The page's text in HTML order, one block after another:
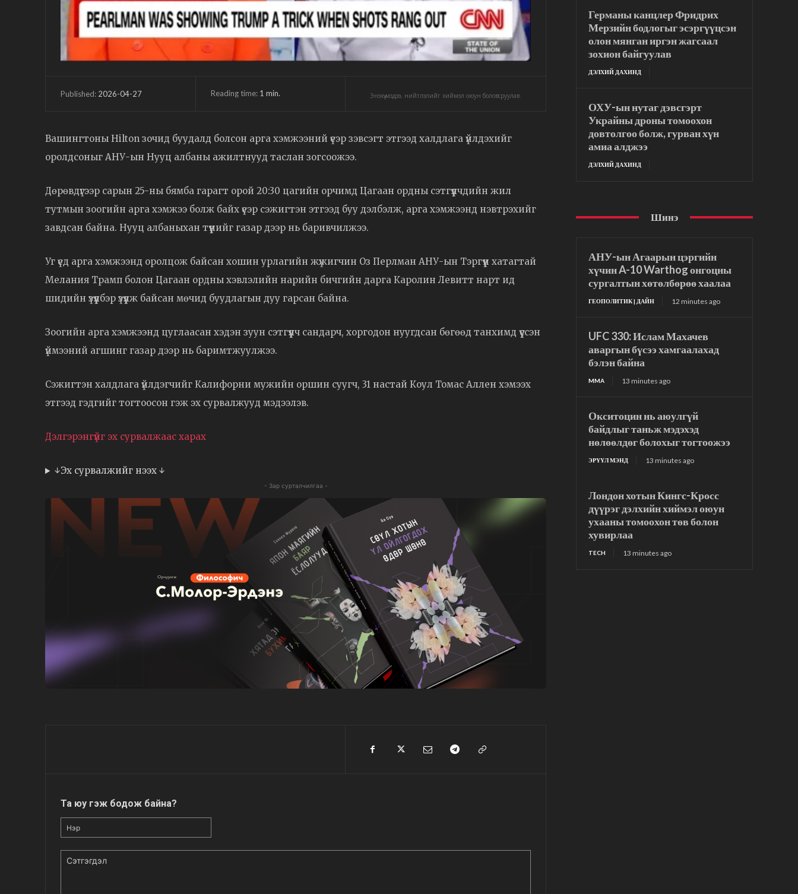
Published: 2026-04-27 Reading time: 1 min. Энэхүү мэдээ, нийтлэлийг хиймэл оюун боловсруулав.
Вашингтоны Hilton зочид буудалд болсон арга хэмжээний үеэр зэвсэгт этгээд халдлага үйлдэхийг
оролдсоныг АНУ-ын Нууц албаны ажилтнууд таслан зогсоожээ.
Дөрөвдүгээр сарын 25-ны бямба гарагт орой 20:30 цагийн орчимд Цагаан ордны сэтгүүлчдийн жил
тутмын зоогийн арга хэмжээ болж байх үеэр сэжигтэн этгээд буу дэлбэлж, арга хэмжээнд нэвтрэхийг
завдсан байна. Нууц албаныхан түүнийг газар дээр нь баривчилжээ.
Уг үед арга хэмжээнд оролцож байсан хошин урлагийн жүжигчин Оз Перлман АНУ-ын Тэргүүн хатагтай
Мелания Трамп болон Цагаан ордны хэвлэлийн нарийн бичгийн дарга Каролин Левитт нарт ид
шидийн үзүүлбэр үзүүлж байсан мөчид буудлагын дуу гарсан байна.
Зоогийн арга хэмжээнд цуглаасан хэдэн зуун сэтгүүлч сандарч, хоргодон нуугдсан бөгөөд танхимд үүссэн
үймээний агшинг газар дээр нь баримтжуулжээ.
Сэжигтэн халдлага үйлдэгчийг Калифорни мужийн оршин суугч, 31 настай Коул Томас Аллен хэмээх
этгээд гэдгийг тогтоосон гэж эх сурвалжууд мэдээлэв.
Дэлгэрэнгүйг эх сурвалжаас харах
↓Эх сурвалжийг нээх ↓
- Зар сурталчилгаа -
Та юу гэж бодож байна?
Германы канцлер Фридрих
Мерзийн бодлогыг эсэргүүцсэн
олон мянган иргэн жагсаал
зохион байгуулав
ДЭЛХИЙ ДАХИНД
ОХУ-ын нутаг дэвсгэрт
Украйны дроны томоохон
довтолгоо болж, гурван хүн
амиа алджээ
ДЭЛХИЙ ДАХИНД
Шинэ
АНУ-ын Агаарын цэргийн
хүчин A-10 Warthog онгоцны
сургалтын хөтөлбөрөө хаалаа
ГЕОПОЛИТИК | ДАЙН 12 minutes ago
UFC 330: Ислам Махачев
аваргын бүсээ хамгаалахад
бэлэн байна
MMA 13 minutes ago
Окситоцин нь аюулгүй
байдлыг таньж мэдэхэд
нөлөөлдөг болохыг тогтоожээ
ЭРҮҮЛ МЭНД 13 minutes ago
Лондон хотын Кингс-Кросс
дүүрэг дэлхийн хиймэл оюун
ухааны томоохон төв болон
хувирлаа
TECH 13 minutes ago